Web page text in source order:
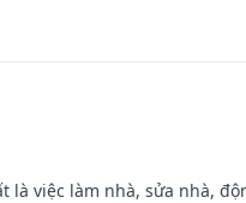
là việc làm nhà, sửa nhà,